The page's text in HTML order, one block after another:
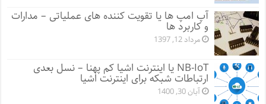
آپ امپ ها یا تقویت کننده های عملیاتی – مدارات
و کاربرد ها
مرداد 12, 1397
NB-IoT یا اینترنت اشیا کم پهنا – نسل بعدی
ارتباطات شبکه برای اینترنت اشیا
آبان 30, 1400